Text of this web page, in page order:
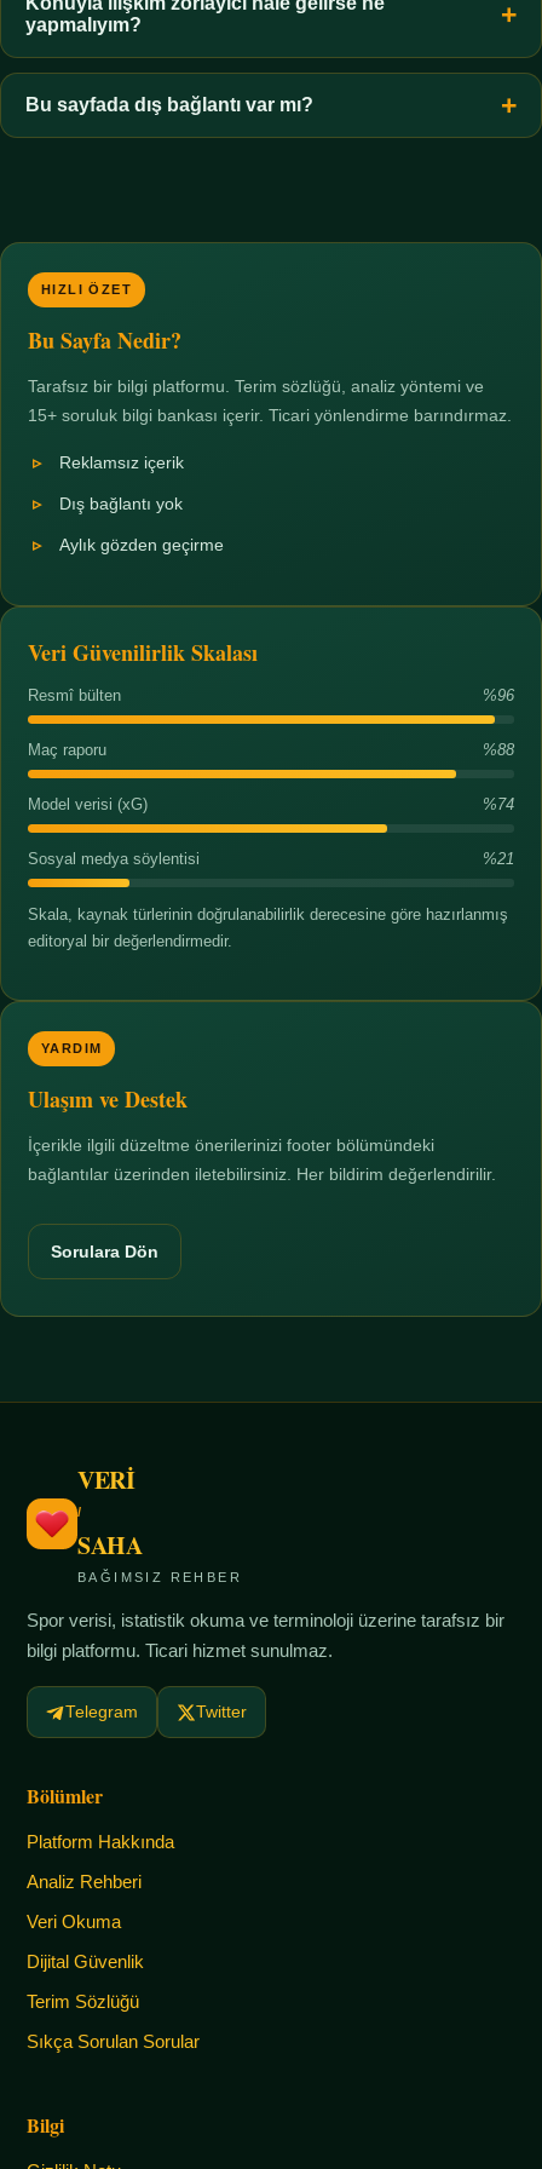
zorunluluktur.
yapmalıyım?
Zaman sınırı koyun, harcadığınız süreyi ölçün ve gerekirse
profesyonel destek alın. Türkiye'de ücretsiz danışma hatları
mevcuttur; yardım istemek güçlü bir adımdır.
Bu sayfada dış bağlantı var mı?
HIZLI ÖZET
Bu Sayfa Nedir?
Tarafsız bir bilgi platformu. Terim sözlüğü, analiz yöntemi ve
15+ soruluk bilgi bankası içerir. Ticari yönlendirme barındırmaz.
Reklamsız içerik
Dış bağlantı yok
Aylık gözden geçirme
Veri Güvenilirlik Skalası
Resmî bülten %96
Maç raporu %88
Model verisi (xG) %74
Sosyal medya söylentisi %21
Skala, kaynak türlerinin doğrulanabilirlik derecesine göre hazırlanmış
editoryal bir değerlendirmedir.
YARDIM
Ulaşım ve Destek
İçerikle ilgili düzeltme önerilerinizi footer bölümündeki
bağlantılar üzerinden iletebilirsiniz. Her bildirim değerlendirilir.
Sorulara Dön
VERİ
/
SAHA
BAĞIMSIZ REHBER
Spor verisi, istatistik okuma ve terminoloji üzerine tarafsız bir
bilgi platformu. Ticari hizmet sunulmaz.
Telegram Twitter
Bölümler
Platform Hakkında
Analiz Rehberi
Veri Okuma
Dijital Güvenlik
Terim Sözlüğü
Sıkça Sorulan Sorular
Bilgi